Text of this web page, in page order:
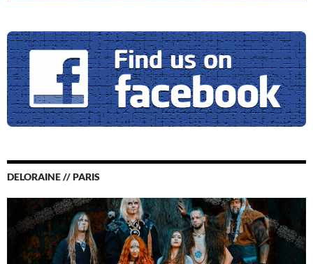
DELORAINE // PARIS